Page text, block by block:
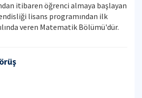
itibaren öğrenci almaya başlayan
lisans programından ilk
veren Matematik Bölümü'dür.